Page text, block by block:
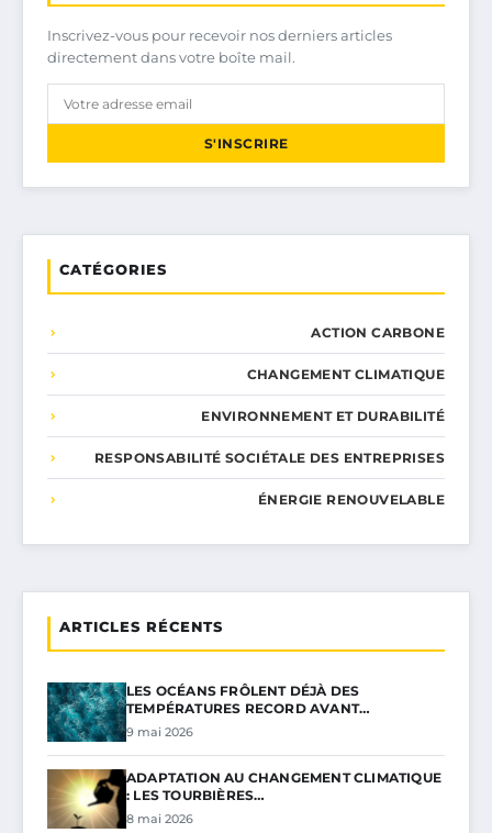
Inscrivez-vous pour recevoir nos derniers articles
directement dans votre boîte mail.
S'INSCRIRE
CATÉGORIES
ACTION CARBONE
CHANGEMENT CLIMATIQUE
ENVIRONNEMENT ET DURABILITÉ
RESPONSABILITÉ SOCIÉTALE DES ENTREPRISES
ÉNERGIE RENOUVELABLE
ARTICLES RÉCENTS
LES OCÉANS FRÔLENT DÉJÀ DES
TEMPÉRATURES RECORD AVANT…
9 mai 2026
ADAPTATION AU CHANGEMENT CLIMATIQUE
: LES TOURBIÈRES…
8 mai 2026